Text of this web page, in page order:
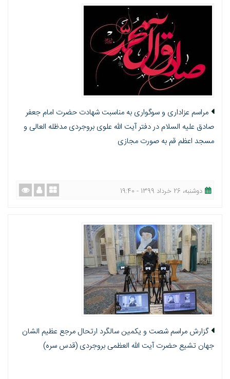
مراسم عزاداری و سوگواری به مناسبت شهادت حضرت امام جعفر
صادق علیه السلام در دفتر آیت الله علوی بروجردی مدظله العالی و
مسجد اعظم قم به صورت مجازی
دوشنبه، 26 خرداد 1399 - 19:40
گزارش مراسم شصت و یکمین سالگرد ارتحال مرجع عظيم الشان
جهان تشيع حضرت آيت الله العظمی بروجردی (قدس سره)